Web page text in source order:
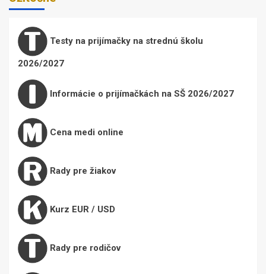
Testy na prijímačky na strednú školu
2026/2027
Informácie o prijímačkách na SŠ 2026/2027
Cena medi online
Rady pre žiakov
Kurz EUR / USD
Rady pre rodičov